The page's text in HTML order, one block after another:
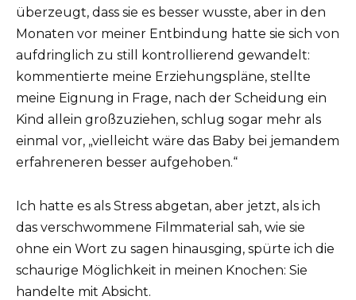
überzeugt, dass sie es besser wusste, aber in den
Monaten vor meiner Entbindung hatte sie sich von
aufdringlich zu still kontrollierend gewandelt:
kommentierte meine Erziehungspläne, stellte
meine Eignung in Frage, nach der Scheidung ein
Kind allein großzuziehen, schlug sogar mehr als
einmal vor, „vielleicht wäre das Baby bei jemandem
erfahreneren besser aufgehoben.“
Ich hatte es als Stress abgetan, aber jetzt, als ich
das verschwommene Filmmaterial sah, wie sie
ohne ein Wort zu sagen hinausging, spürte ich die
schaurige Möglichkeit in meinen Knochen: Sie
handelte mit Absicht.